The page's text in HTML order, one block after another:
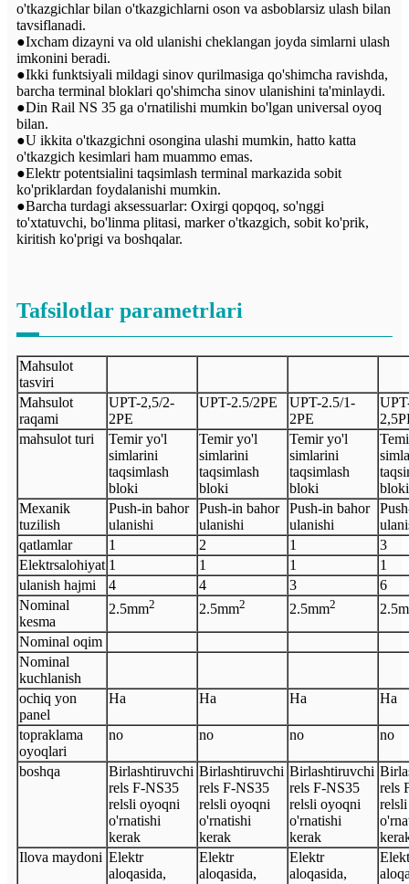
o'tkazgichlar bilan o'tkazgichlarni oson va asboblarsiz ulash bilan
tavsiflanadi.
●Ixcham dizayni va old ulanishi cheklangan joyda simlarni ulash
imkonini beradi.
●Ikki funktsiyali mildagi sinov qurilmasiga qo'shimcha ravishda,
barcha terminal bloklari qo'shimcha sinov ulanishini ta'minlaydi.
●Din Rail NS 35 ga o'rnatilishi mumkin bo'lgan universal oyoq
bilan.
●U ikkita o'tkazgichni osongina ulashi mumkin, hatto katta
o'tkazgich kesimlari ham muammo emas.
●Elektr potentsialini taqsimlash terminal markazida sobit
ko'priklardan foydalanishi mumkin.
●Barcha turdagi aksessuarlar: Oxirgi qopqoq, so'nggi
to'xtatuvchi, bo'linma plitasi, marker o'tkazgich, sobit ko'prik,
kiritish ko'prigi va boshqalar.
Tafsilotlar parametrlari
Mahsulot
tasviri
Mahsulot
raqami
UPT-2,5/2-
2PE
UPT-2.5/2PE UPT-2.5/1-
2PE
mahsulot turi
Temir yo'l
simlarini
taqsimlash
bloki
Temir yo'l
simlarini
taqsimlash
bloki
Temir yo'l
simlarini
taqsimlash
bloki
bloki
Mexanik
tuzilish
Push-in bahor
ulanishi
Push-in bahor
ulanishi
Push-in bahor
ulanishi
qatlamlar
1 2 1
3
Elektrsalohiyat 1 1 1
1
ulanish hajmi
4 4 3
6
Nominal
kesma
2.5mm2 2.5mm2 2.5mm2 2.5
Nominal oqim
Nominal
kuchlanish
ochiq yon
panel
Ha Ha Ha Ha
topraklama
oyoqlari
no no no no
boshqa
Birlashtiruvchi
rels F-NS35
relsli oyoqni
o'rnatishi
kerak
Birlashtiruvchi
rels F-NS35
relsli oyoqni
o'rnatishi
kerak
Birlashtiruvchi
rels F-NS35
relsli oyoqni
o'rnatishi
kerak
rels
Ilova maydoni Elektr
aloqasida,
Elektr
aloqasida,
Elektr
aloqasida,